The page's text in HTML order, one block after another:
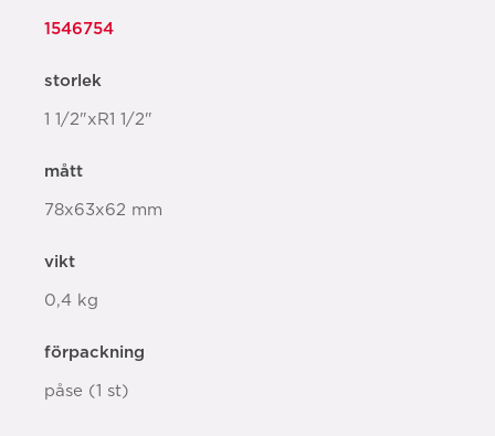
1546754
storlek
1 1/2"xR1 1/2"
mått
78x63x62 mm
vikt
0,4 kg
förpackning
påse (1 st)